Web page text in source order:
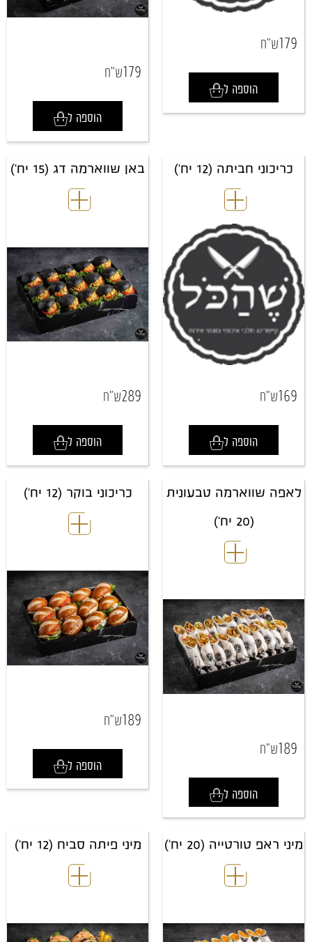
179ש"ח
הוספה ל
179ש"ח
הוספה ל
כריכוני חביתה (12 יח')
169ש"ח
הוספה ל
באן שווארמה דג (15 יח')
289ש"ח
הוספה ל
לאפה שווארמה טבעונית
(20 יח')
189ש"ח
הוספה ל
כריכוני בוקר (12 יח')
189ש"ח
הוספה ל
מיני ראפ טורטייה (20 יח') מיני פיתה סביח (12 יח')